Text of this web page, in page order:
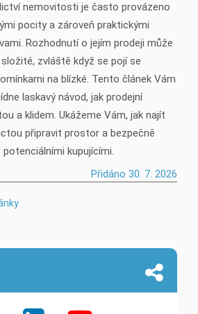
nemovitosti je často provázeno
pocity a zároveň praktickými
Rozhodnutí o jejím prodeji může
zvláště když se pojí se
na blízké. Tento článek Vám
laskavý návod, jak prodejní
a klidem. Ukážeme Vám, jak najít
připravit prostor a bezpečně
kupujícími.
Přidáno 30. 7. 2026